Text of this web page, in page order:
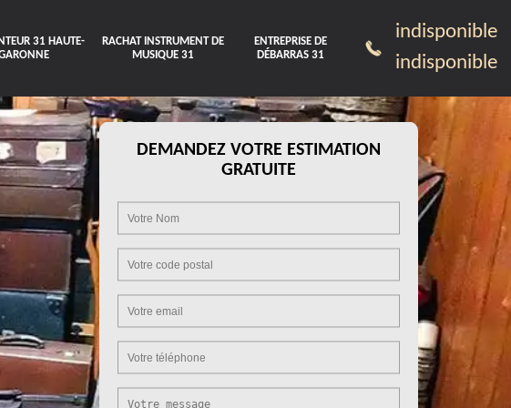
31 HAUTE-
RACHAT INSTRUMENT DE
MUSIQUE 31
ENTREPRISE DE
DÉBARRAS 31
indisponible
indisponible
DEMANDEZ VOTRE ESTIMATION
GRATUITE